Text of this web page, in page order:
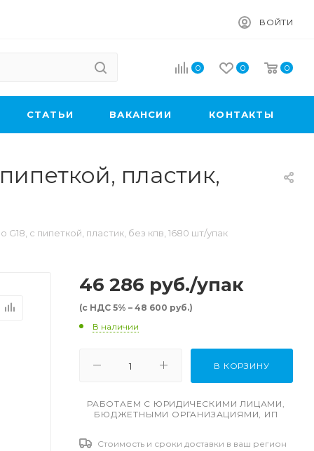
ВОЙТИ
0 0 0
CТАТЬИ ВАКАНСИИ КОНТАКТЫ
пластик,
с пипеткой, пластик, без кпв, 1680 шт/упак
46 286 руб./упак
(с НДС 5% – 48 600 руб.)
В наличии
В КОРЗИНУ
РАБОТАЕМ С ЮРИДИЧЕСКИМИ ЛИЦАМИ,
БЮДЖЕТНЫМИ ОРГАНИЗАЦИЯМИ, ИП
Стоимость и сроки доставки в ваш регион